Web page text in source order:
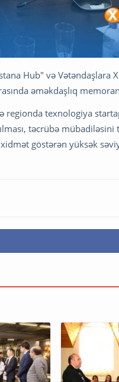
Hub" və Vətəndaşlara
əməkdaşlıq
texnologiya
təcrübə
göstərən yüksək